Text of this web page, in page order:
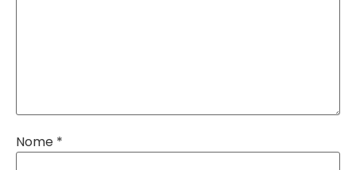
Nome *